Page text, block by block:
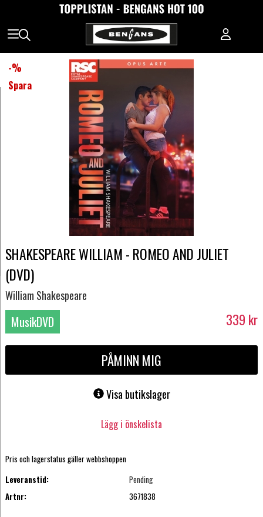
-%
Spara
SHAKESPEARE WILLIAM - ROMEO AND JULIET
(DVD)
William Shakespeare
MusikDVD 339 kr
PÅMINN MIG
Visa butikslager
Lägg i önskelista
Pris och lagerstatus gäller webbshoppen
Leveranstid:
Pending
Artnr:
3671838